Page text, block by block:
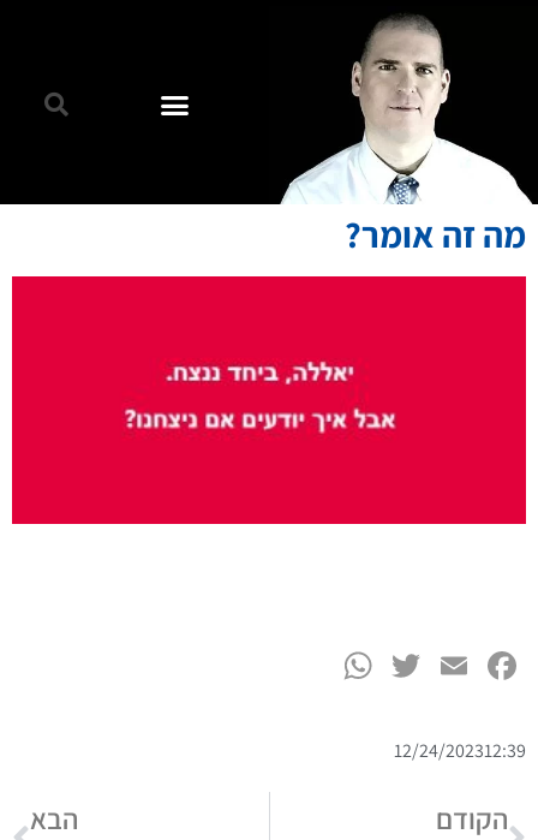
מה זה אומר?
Facebook
Email
Twitter
12:39
12/24/2023
הקודם הבא